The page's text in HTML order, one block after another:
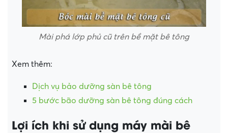
Mài phá lớp phủ cũ trên bề mặt bê tông
Xem thêm:
Dịch vụ bảo dưỡng sàn bê tông
5 bước bão dưỡng sàn bê tông đúng cách
Lợi ích khi sử dụng máy mài bê